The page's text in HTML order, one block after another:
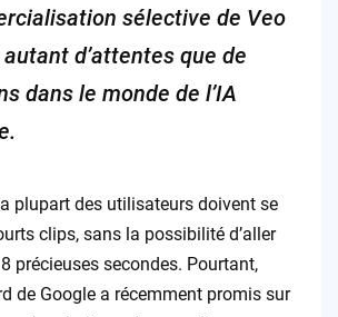
sélective de Veo
d’attentes que de
dans le monde de l’IA
plupart des utilisateurs doivent se
clips, sans la possibilité d’aller
précieuses secondes. Pourtant,
de Google a récemment promis sur